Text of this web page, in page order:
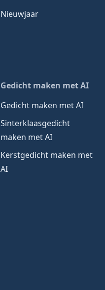
Nieuwjaar
Gedicht maken met AI
Gedicht maken met AI
Sinterklaasgedicht
maken met AI
Kerstgedicht maken met
AI